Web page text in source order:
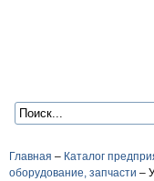
Главная – Каталог
оборудование, запчасти –